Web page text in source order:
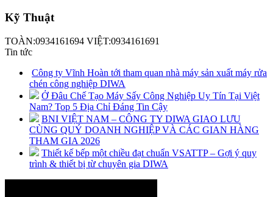
Kỹ Thuật
TOÀN:0934161694 VIỆT:0934161691
Tin tức
Công ty Vĩnh Hoàn tới tham quan nhà máy sản xuất máy rửa
chén công nghiệp DIWA
Ở Đâu Chế Tạo Máy Sấy Công Nghiệp Uy Tín Tại Việt
Nam? Top 5 Địa Chỉ Đáng Tin Cậy
BNI VIỆT NAM – CÔNG TY DIWA GIAO LƯU
CÙNG QUÝ DOANH NGHIỆP VÀ CÁC GIAN HÀNG
THAM GIA 2026
Thiết kế bếp một chiều đạt chuẩn VSATTP – Gợi ý quy
trình & thiết bị từ chuyên gia DIWA